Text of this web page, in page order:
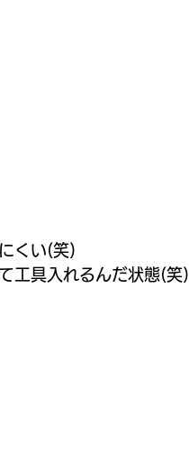
くい(笑)
工具入れるんだ状態(笑)